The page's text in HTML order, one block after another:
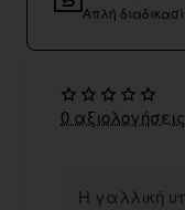
Απλή
Η γαλλική
0 αξιολογήσεις